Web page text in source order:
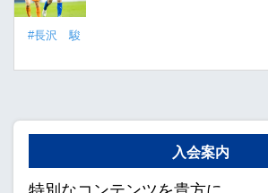
#長沢 駿
入会案内